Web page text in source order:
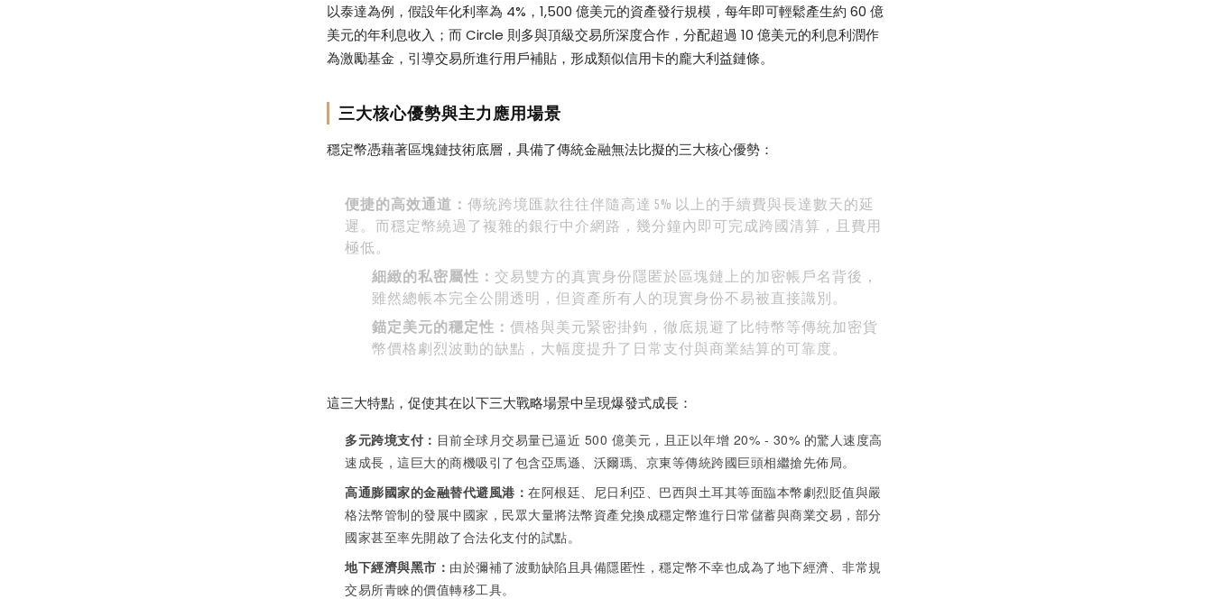
以泰達為例，假設年化利率為 4%，1,500 億美元的資產發行規模，每年即可輕鬆產生約 60 億
美元的年利息收入；而 Circle 則多與頂級交易所深度合作，分配超過 10 億美元的利息利潤作
為激勵基金，引導交易所進行用戶補貼，形成類似信用卡的龐大利益鏈條。
三大核心優勢與主力應用場景
穩定幣憑藉著區塊鏈技術底層，具備了傳統金融無法比擬的三大核心優勢：
便捷的高效通道： 傳統跨境匯款往往伴隨高達 5% 以上的手續費與長達數天的延
遲。而穩定幣繞過了複雜的銀行中介網路，幾分鐘內即可完成跨國清算，且費用
極低。
細緻的私密屬性： 交易雙方的真實身份隱匿於區塊鏈上的加密帳戶名背後，
雖然總帳本完全公開透明，但資產所有人的現實身份不易被直接識別。
錨定美元的穩定性： 價格與美元緊密掛鉤，徹底規避了比特幣等傳統加密貨
幣價格劇烈波動的缺點，大幅度提升了日常支付與商業結算的可靠度。
這三大特點，促使其在以下三大戰略場景中呈現爆發式成長：
多元跨境支付： 目前全球月交易量已逼近 500 億美元，且正以年增 20% - 30% 的驚人速度高
速成長，這巨大的商機吸引了包含亞馬遜、沃爾瑪、京東等傳統跨國巨頭相繼搶先佈局。
高通膨國家的金融替代避風港： 在阿根廷、尼日利亞、巴西與土耳其等面臨本幣劇烈貶值與嚴
格法幣管制的發展中國家，民眾大量將法幣資產兌換成穩定幣進行日常儲蓄與商業交易，部分
國家甚至率先開啟了合法化支付的試點。
地下經濟與黑市： 由於彌補了波動缺陷且具備隱匿性，穩定幣不幸也成為了地下經濟、非常規
交易所青睞的價值轉移工具。